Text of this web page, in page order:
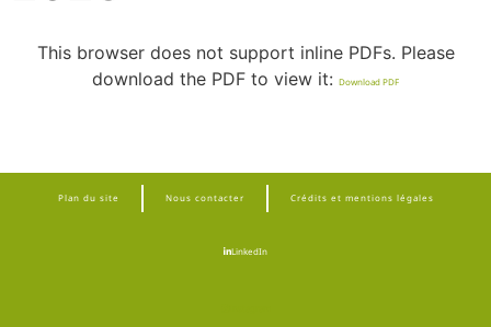
This browser does not support inline PDFs. Please
download the PDF to view it: Download PDF
Plan du site Nous contacter Crédits et mentions légales
LinkedIn